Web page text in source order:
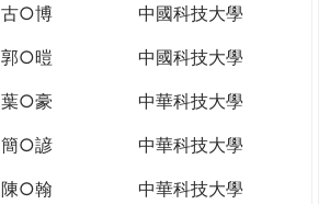
古○博
中國科技大學
郭○暟
中國科技大學
葉○豪
中華科技大學
簡○諺
中華科技大學
陳○翰
中華科技大學